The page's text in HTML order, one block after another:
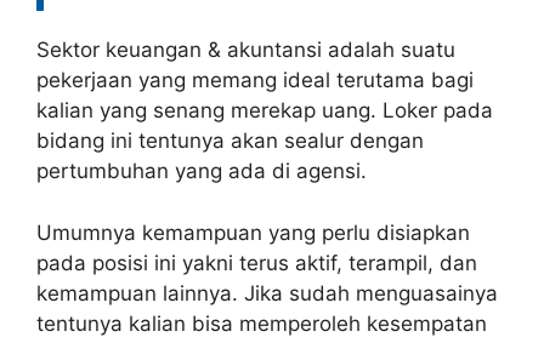
Sektor keuangan & akuntansi adalah suatu
pekerjaan yang memang ideal terutama bagi
kalian yang senang merekap uang. Loker pada
bidang ini tentunya akan sealur dengan
pertumbuhan yang ada di agensi.
Umumnya kemampuan yang perlu disiapkan
pada posisi ini yakni terus aktif, terampil, dan
kemampuan lainnya. Jika sudah menguasainya
tentunya kalian bisa memperoleh kesempatan